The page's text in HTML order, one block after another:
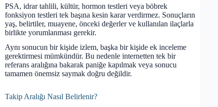
PSA, idrar tahlili, kültür, hormon testleri veya böbrek
fonksiyon testleri tek başına kesin karar verdirmez. Sonuçların
yaş, belirtiler, muayene, önceki değerler ve kullanılan ilaçlarla
birlikte yorumlanması gerekir.
Aynı sonucun bir kişide izlem, başka bir kişide ek inceleme
gerektirmesi mümkündür. Bu nedenle internetten tek bir
referans aralığına bakarak paniğe kapılmak veya sonucu
tamamen önemsiz saymak doğru değildir.
Takip Aralığı Nasıl Belirlenir?